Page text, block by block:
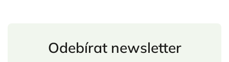
Odebírat newsletter